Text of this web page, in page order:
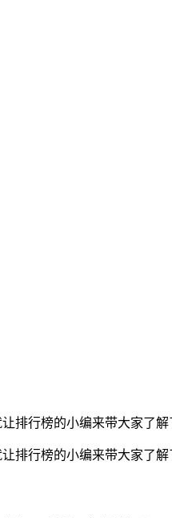
排行榜的小编来带大家了解
排行榜的小编来带大家了解